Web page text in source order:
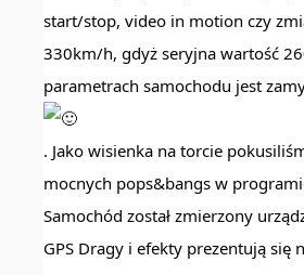
start/stop, video in motion czy
330km/h, gdyż seryjna wartość
parametrach samochodu jest
. Jako wisienka na torcie
mocnych pops&bangs w
Samochód został zmierzony
GPS Dragy i efekty prezentują się